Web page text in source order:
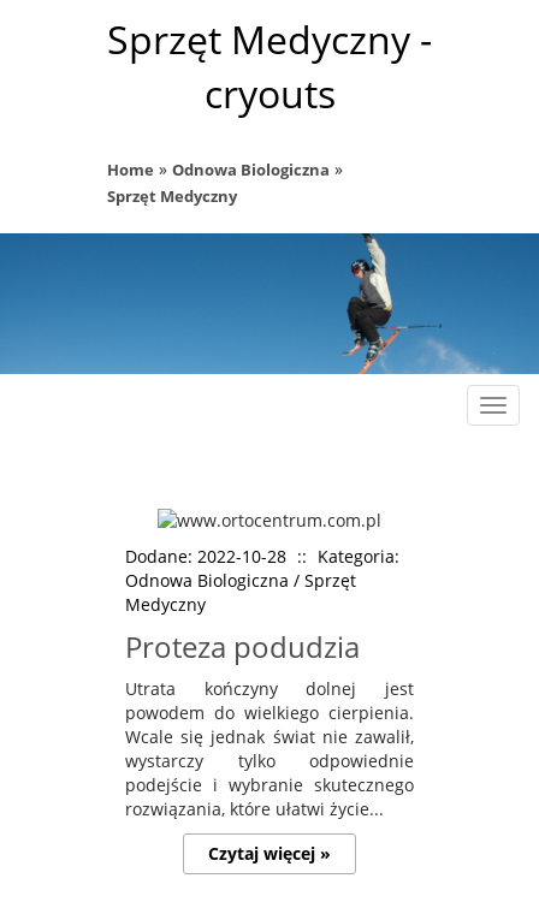
Sprzęt Medyczny -
cryouts
Home » Odnowa Biologiczna »
Sprzęt Medyczny
Dodane: 2022-10-28 :: Kategoria:
Odnowa Biologiczna / Sprzęt
Medyczny
Proteza podudzia
Utrata kończyny dolnej jest
powodem do wielkiego cierpienia.
Wcale się jednak świat nie zawalił,
wystarczy tylko odpowiednie
podejście i wybranie skutecznego
rozwiązania, które ułatwi życie...
Czytaj więcej »